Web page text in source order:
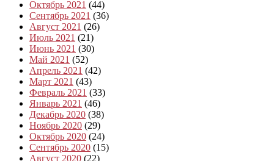
Октябрь 2021 (44)
Сентябрь 2021 (36)
Август 2021 (26)
Июль 2021 (21)
Июнь 2021 (30)
Май 2021 (52)
Апрель 2021 (42)
Март 2021 (43)
Февраль 2021 (33)
Январь 2021 (46)
Декабрь 2020 (38)
Ноябрь 2020 (29)
Октябрь 2020 (24)
Сентябрь 2020 (15)
Август 2020 (22)